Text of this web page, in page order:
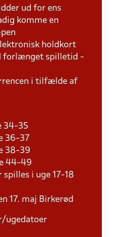
ud for ens
komme en
holdkort
forlænget spilletid -
i tilfælde af
34-35
36-37
38-39
44-49
i uge 17-18
17. maj Birkerød
ugedatoer